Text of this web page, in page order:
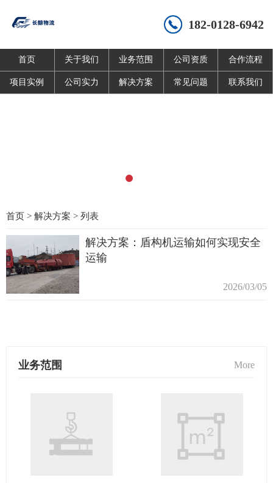
182-0128-6942
首页 关于我们 业务范围 公司资质 合作流程
项目实例 公司实力 解决方案 常见问题 联系我们
首页 > 解决方案 > 列表
解决方案：盾构机运输如何实现安全
运输
2026/03/05
业务范围 More